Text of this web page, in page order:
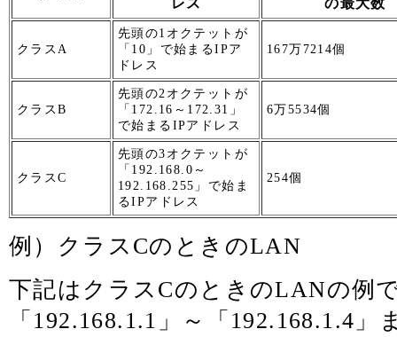
クラスA
先頭の1オクテットが
「10」で始まるIPア
ドレス
167万7214個
クラスB
先頭の2オクテットが
「172.16～172.31」
で始まるIPアドレス
6万5534個
クラスC
先頭の3オクテットが
「192.168.0～
192.168.255」で始ま
るIPアドレス
254個
例）クラスCのときのLAN
下記はクラスCのときのLANの例
「192.168.1.1」～「192.168.1.4